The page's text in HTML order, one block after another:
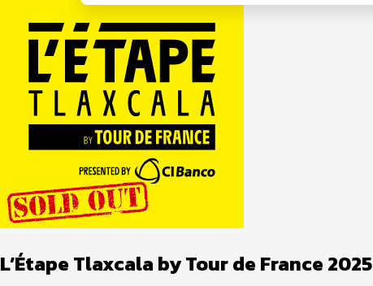
L’Étape Tlaxcala by Tour de France 2025